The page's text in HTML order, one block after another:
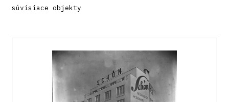
Architekt pravdepodobne práve na tejto budove
Hans Josef Zechlin, ktorý o novostavbe
Monatshefte, zdôrazňuje, že budova nadväzuje
na "jasné striedme stavby architekta Fritza
Weinwurma, ktoré už v časopise viac razy
zverejnili". Vyzdvihuje "pokoj a jednoduchosť"
budovy aj interiéru, ale spochybňuje vybratie
súvisiace objekty